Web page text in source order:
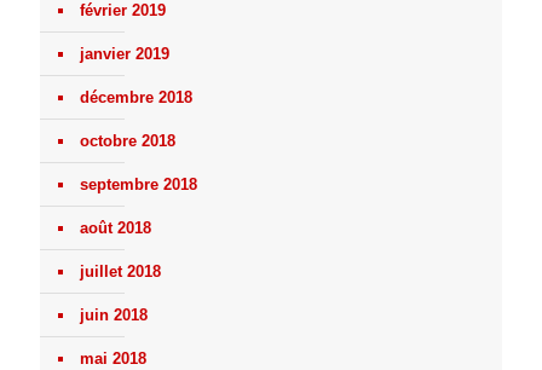
février 2019
janvier 2019
décembre 2018
octobre 2018
septembre 2018
août 2018
juillet 2018
juin 2018
mai 2018